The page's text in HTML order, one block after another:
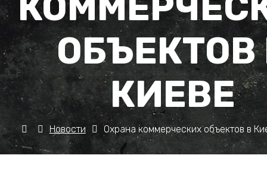
ОБЪЕКТОВ
КИЕВЕ
Новости Охрана коммерческих объектов в